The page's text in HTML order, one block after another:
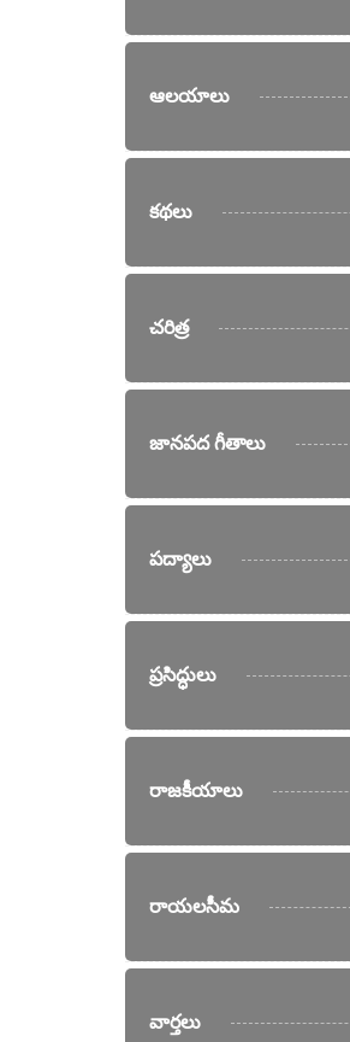
ఆలయాలు
కథలు
చరిత్ర
జానపద గీతాలు
పద్యాలు
ప్రసిద్ధులు
రాజకీయాలు
రాయలసీమ
వార్తలు